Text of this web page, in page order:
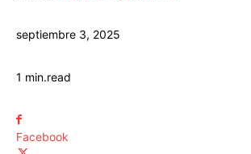
septiembre 3, 2025
1 min.read
Facebook